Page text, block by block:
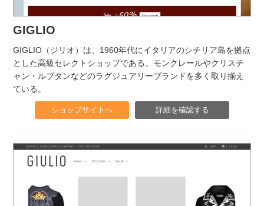
GIGLIO
GIGLIO（ジリオ）は、1960年代にイタリアのシチリア島を拠点
とした高級セレクトショップである。モンクレールやクリスチ
ャン・ルブタンなどのラグジュアリーブランドを多く取り揃え
ている。
ショップサイトへ 詳細を確認する